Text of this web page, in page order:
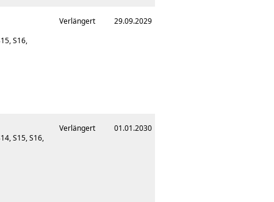
S16,
Verlängert 29.09.2029
S15, S16,
Verlängert 01.01.2030